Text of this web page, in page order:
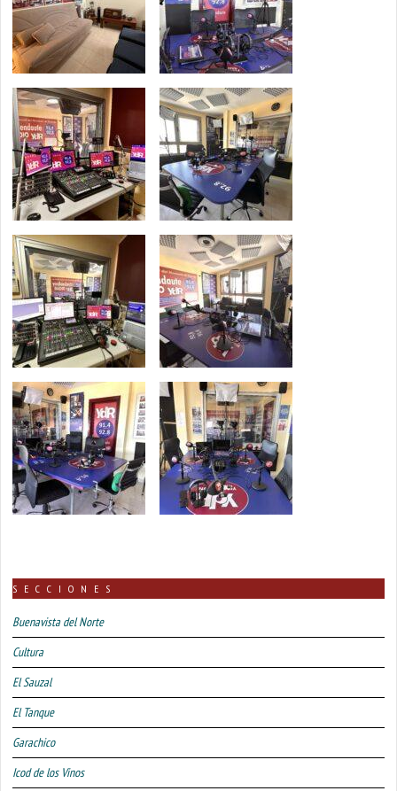
SECCIONES
Buenavista del Norte
Cultura
El Sauzal
El Tanque
Garachico
Icod de los Vinos